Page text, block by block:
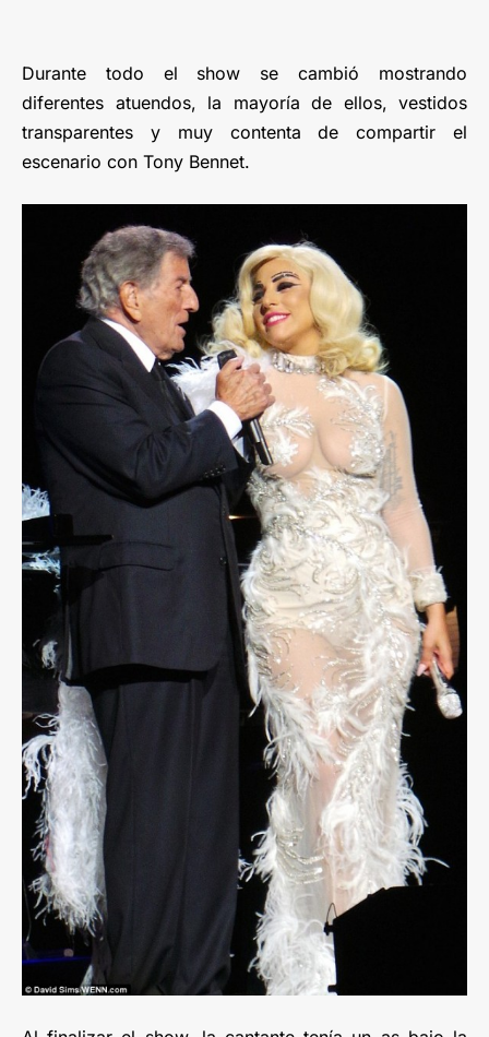
Durante todo el show se cambió mostrando
diferentes atuendos, la mayoría de ellos, vestidos
transparentes y muy contenta de compartir el
escenario con Tony Bennet.